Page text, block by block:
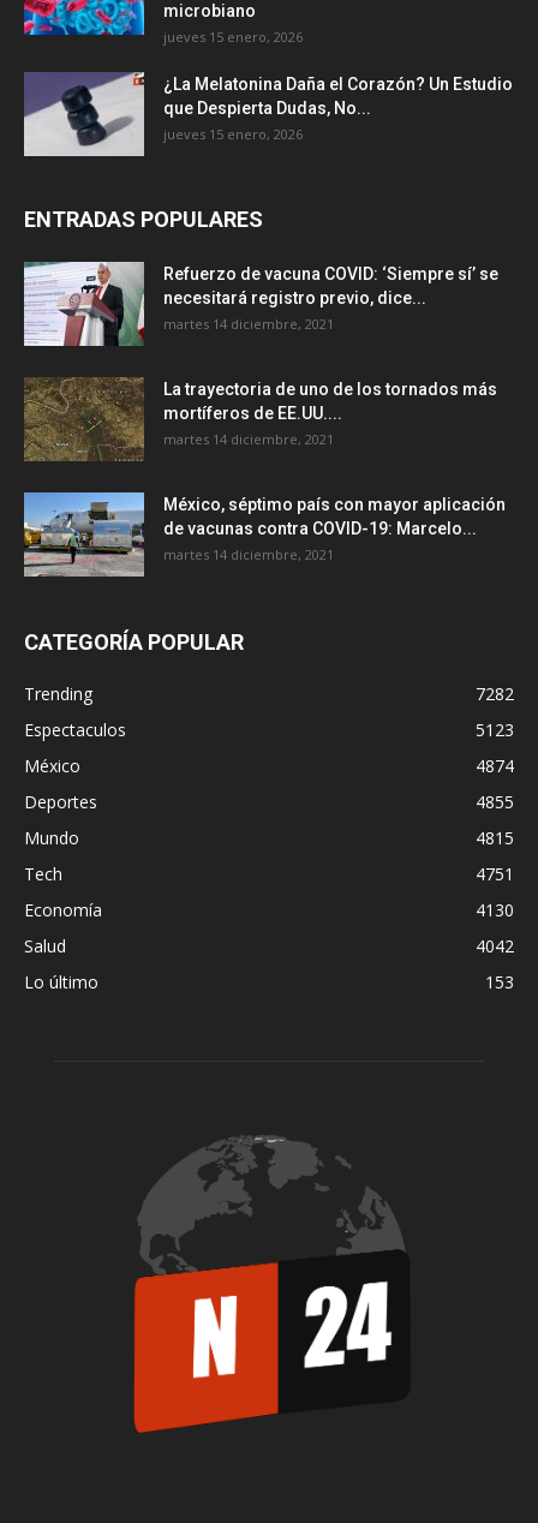
microbiano
jueves 15 enero, 2026
¿La Melatonina Daña el Corazón? Un Estudio
que Despierta Dudas, No...
jueves 15 enero, 2026
ENTRADAS POPULARES
Refuerzo de vacuna COVID: ‘Siempre sí’ se
necesitará registro previo, dice...
martes 14 diciembre, 2021
La trayectoria de uno de los tornados más
mortíferos de EE.UU....
martes 14 diciembre, 2021
México, séptimo país con mayor aplicación
de vacunas contra COVID-19: Marcelo...
martes 14 diciembre, 2021
CATEGORÍA POPULAR
Trending
7282
Espectaculos
5123
México
4874
Deportes
4855
Mundo
4815
Tech
4751
Economía
4130
Salud
4042
Lo último
153